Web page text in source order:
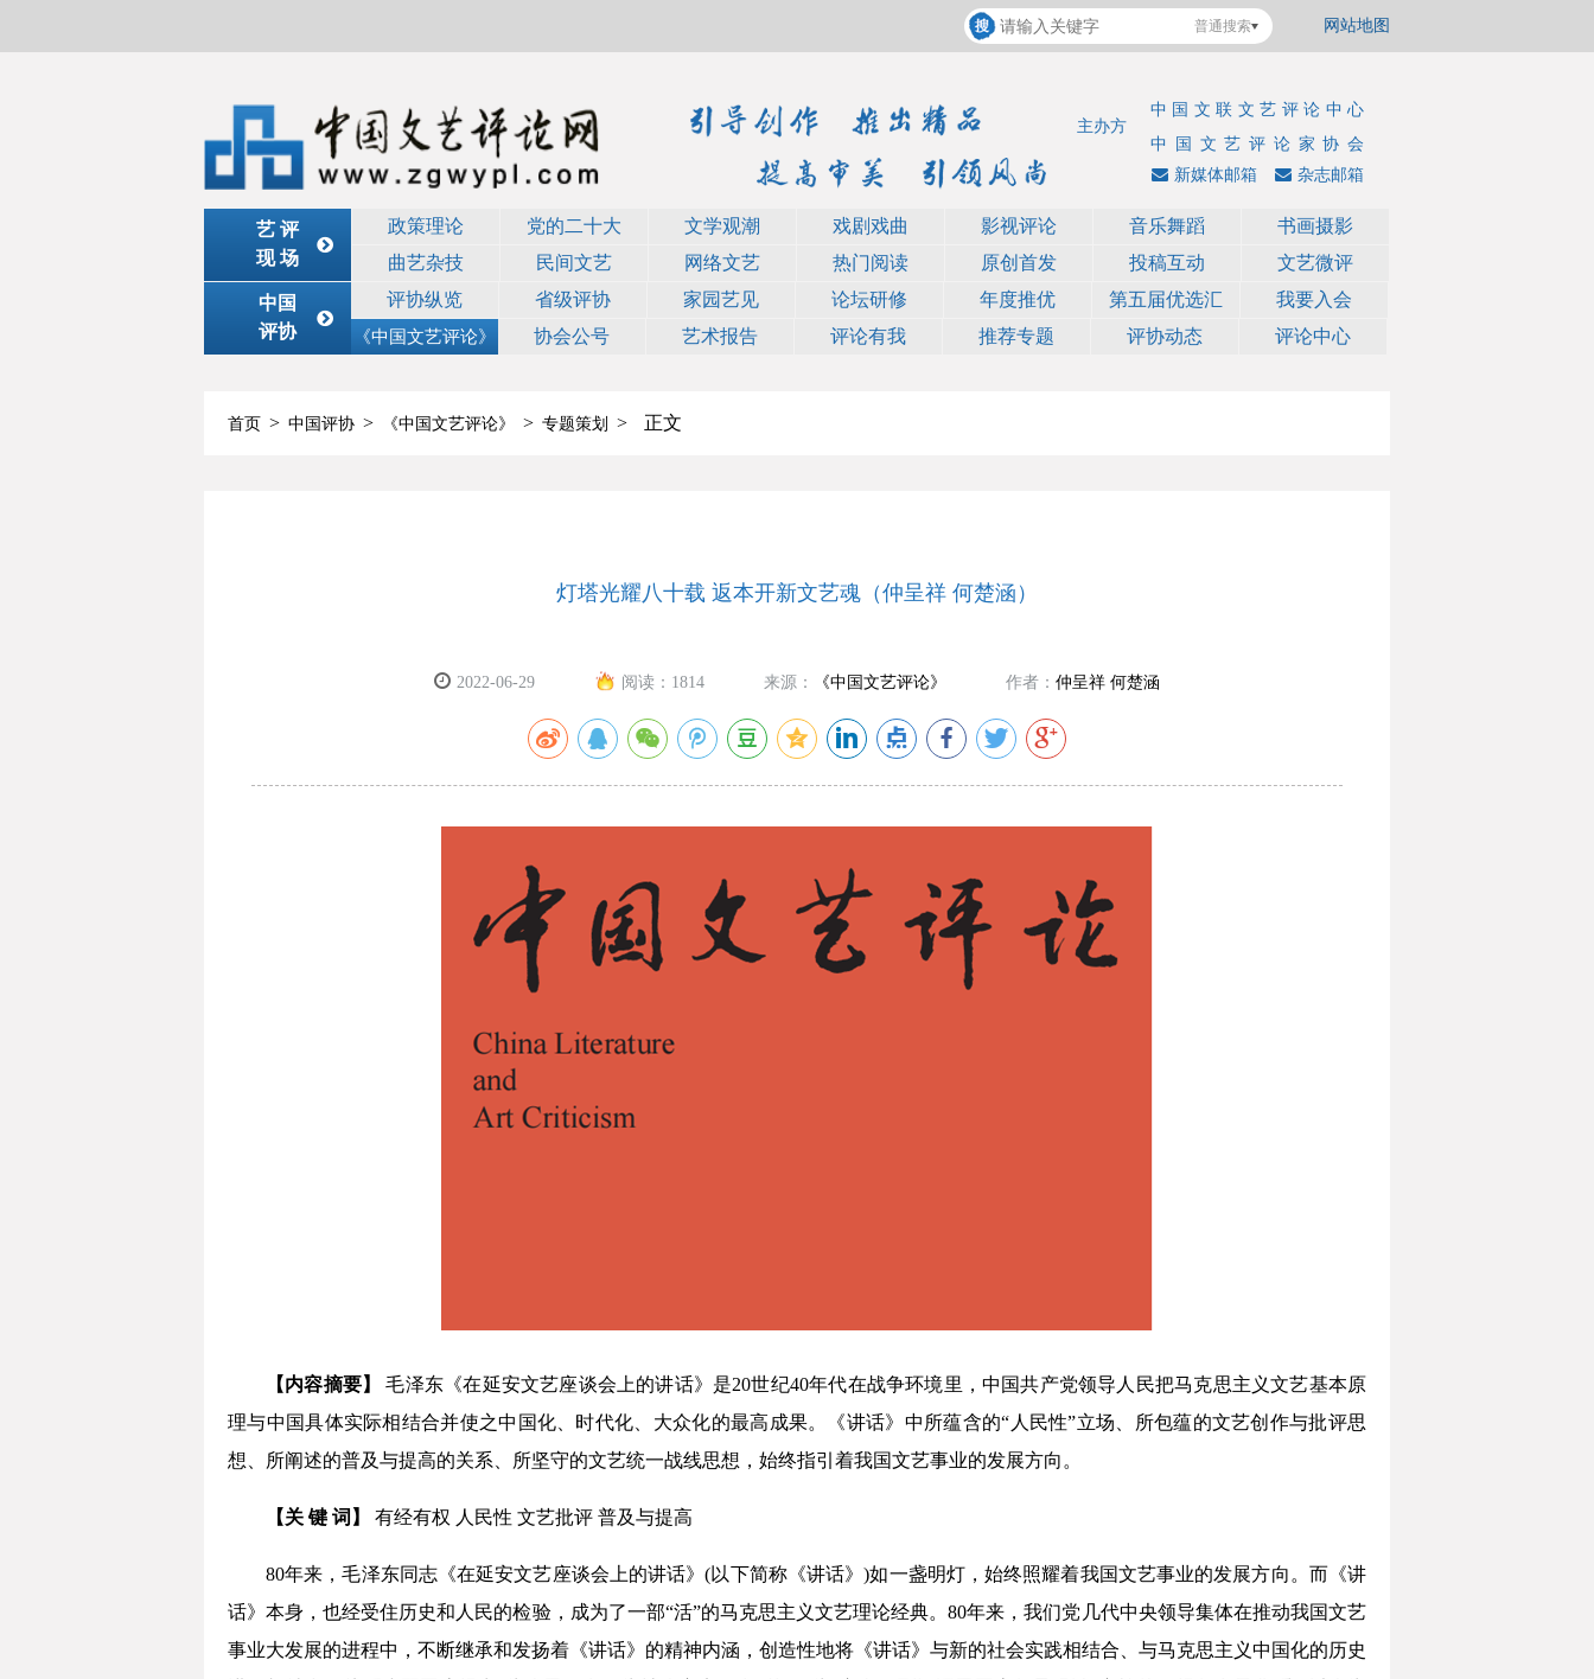
网站地图
普通搜索
中国文联文艺评论中心
中国文艺评论家协会
主办方
杂志邮箱
新媒体邮箱
艺 评
现 场
政策理论 党的二十大 文学观潮 戏剧戏曲 影视评论 音乐舞蹈
书画摄影
曲艺杂技
民间文艺 网络文艺 热门阅读 原创首发 投稿互动
文艺微评
中国
评协
评协纵览 省级评协 家园艺见 论坛研修 年度推优 第五届优选汇 我要入会
《中国文艺评论》 协会公号 艺术报告 评论有我 推荐专题 评协动态 评论中心
首页 > 中国评协 > 《中国文艺评论》 > 专题策划 > 正文
灯塔光耀八十载 返本开新文艺魂（仲呈祥 何楚涵）
2022-06-29 阅读： 1814 来源： 《中国文艺评论》 作者： 仲呈祥 何楚涵
【内容摘要】毛泽东《在延安文艺座谈会上的讲话》是20世纪40年代在战争环境里，中国共产党领导人民把马克思主义文艺基本原
理与中国具体实际相结合并使之中国化、时代化、大众化的最高成果。《讲话》中所蕴含的“人民性”立场、所包蕴的文艺创作与批评思
想、所阐述的普及与提高的关系、所坚守的文艺统一战线思想，始终指引着我国文艺事业的发展方向。
【关 键 词】 有经有权 人民性 文艺批评 普及与提高
80年来，毛泽东同志《在延安文艺座谈会上的讲话》(以下简称《讲话》)如一盏明灯，始终照耀着我国文艺事业的发展方向。而《讲
话》本身，也经受住历史和人民的检验，成为了一部“活”的马克思主义文艺理论经典。80年来，我们党几代中央领导集体在推动我国文艺
事业大发展的进程中，不断继承和发扬着《讲话》的精神内涵，创造性地将《讲话》与新的社会实践相结合、与马克思主义中国化的历史